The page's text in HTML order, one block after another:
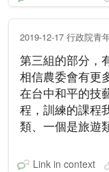
2019-12-17 行政院青
第三組的部分，
相信農委會有更
在台中和平的技
程，訓練的課程
類、一個是旅遊
Link in context